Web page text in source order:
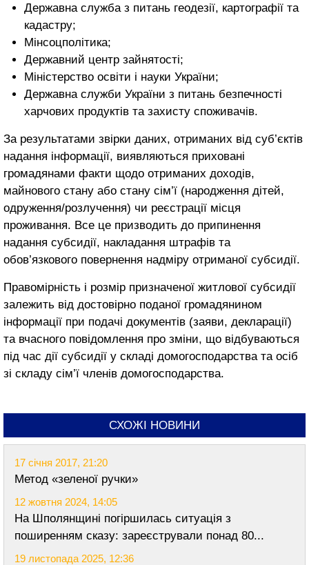
Державна служба з питань геодезії, картографії та
кадастру;
Мінсоцполітика;
Державний центр зайнятості;
Міністерство освіти і науки України;
Державна служби України з питань безпечності
харчових продуктів та захисту споживачів.
За результатами звірки даних, отриманих від суб’єктів
надання інформації, виявляються приховані
громадянами факти щодо отриманих доходів,
майнового стану або стану сім’ї (народження дітей,
одруження/розлучення) чи реєстрації місця
проживання. Все це призводить до припинення
надання субсидії, накладання штрафів та
обов’язкового повернення надміру отриманої субсидії.
Правомірність і розмір призначеної житлової субсидії
залежить від достовірно поданої громадянином
інформації при подачі документів (заяви, декларації)
та вчасного повідомлення про зміни, що відбуваються
під час дії субсидії у складі домогосподарства та осіб
зі складу сім’ї членів домогосподарства.
СХОЖІ НОВИНИ
17 січня 2017, 21:20
Метод «зеленої ручки»
12 жовтня 2024, 14:05
На Шполянщині погіршилась ситуація з
поширенням сказу: зареєстрували понад 80...
19 листопада 2025, 12:36